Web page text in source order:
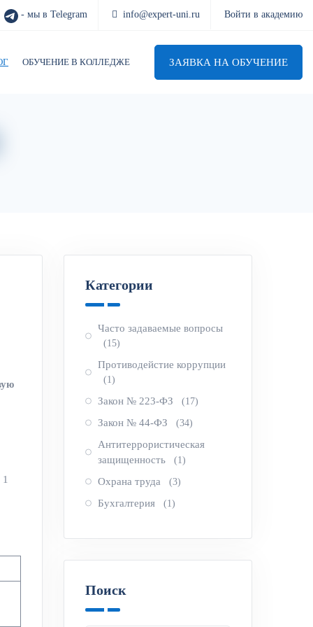
- мы в Telegram info@expert-uni.ru Войти в академию
ОБУЧЕНИЕ В КОЛЛЕДЖЕ ЗАЯВКА НА ОБУЧЕНИЕ
Категории
Часто задаваемые вопросы
(15)
Противодейстие коррупции
(1)
Закон № 223-ФЗ (17)
Закон № 44-ФЗ (34)
Антитеррористическая
защищенность
(1)
Охрана труда (3)
Бухгалтерия (1)
Поиск